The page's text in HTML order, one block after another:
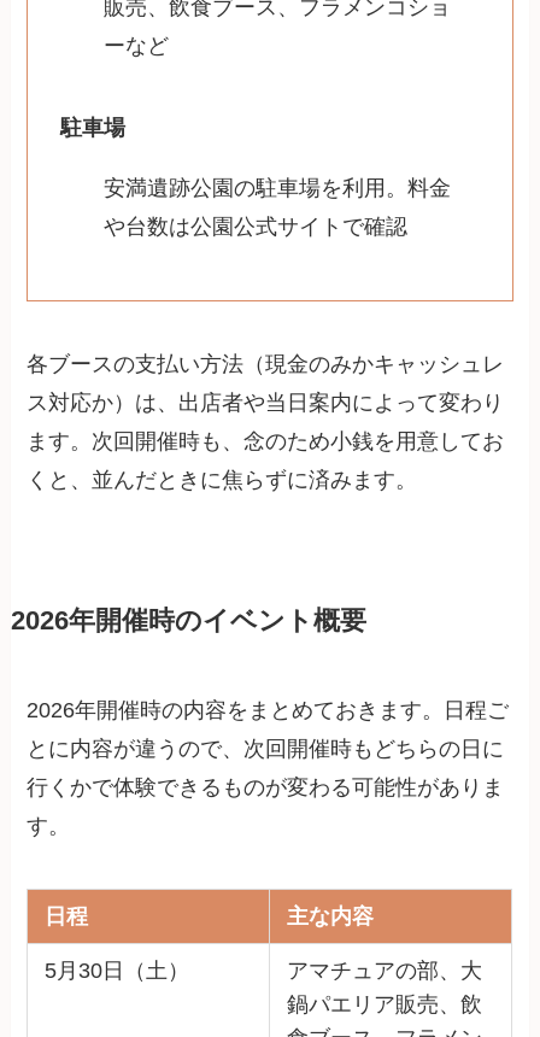
販売、飲食ブース、フラメンコショ
ーなど
駐車場
安満遺跡公園の駐車場を利用。料金
や台数は公園公式サイトで確認
各ブースの支払い方法（現金のみかキャッシュレ
ス対応か）は、出店者や当日案内によって変わり
ます。次回開催時も、念のため小銭を用意してお
くと、並んだときに焦らずに済みます。
2026年開催時のイベント概要
2026年開催時の内容をまとめておきます。日程ご
とに内容が違うので、次回開催時もどちらの日に
行くかで体験できるものが変わる可能性がありま
す。
日程 主な内容
5月30日（土）
アマチュアの部、大
鍋パエリア販売、飲